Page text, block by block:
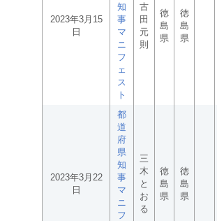
2023年3月15
日
知
事
マ
ニ
フ
ェ
ス
ト
古
田
元
則
徳
島
県
徳
島
県
2023年3月22
日
都
道
府
県
知
事
マ
ニ
フ
三
木
と
お
る
徳
島
県
徳
島
県